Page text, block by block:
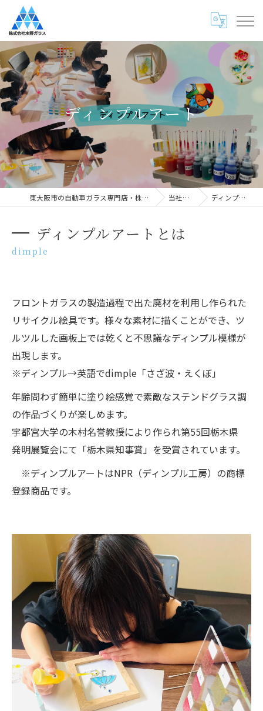
ディンプルアート
東大阪市の自動車ガラス専門店・株式会社水野ガラス 当社の特徴 ディンプルアート
ディンプルアートとは
dimple
フロントガラスの製造過程で出た廃材を利用し作られた
リサイクル絵具です。様々な素材に描くことができ、ツ
ルツルした画板上では乾くと不思議なディンプル模様が
出現します。
※ディンプル→英語でdimple「さざ波・えくぼ」
年齢問わず簡単に塗り絵感覚で素敵なステンドグラス調
の作品づくりが楽しめます。
宇都宮大学の木村名誉教授により作られ第55回栃木県
発明展覧会にて「栃木県知事賞」を受賞されています。
※ディンプルアートはNPR（ディンプル工房）の商標
登録商品です。